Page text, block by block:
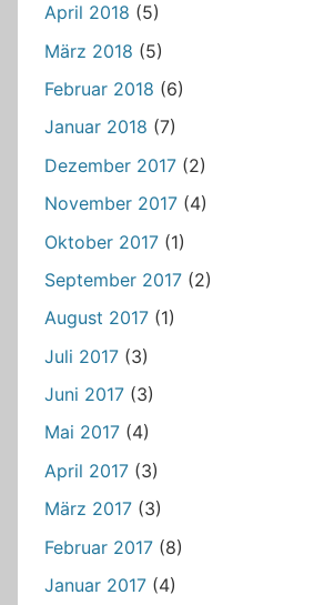
April 2018 (5)
März 2018 (5)
Februar 2018 (6)
Januar 2018 (7)
Dezember 2017 (2)
November 2017 (4)
Oktober 2017 (1)
September 2017 (2)
August 2017 (1)
Juli 2017 (3)
Juni 2017 (3)
Mai 2017 (4)
April 2017 (3)
März 2017 (3)
Februar 2017 (8)
Januar 2017 (4)